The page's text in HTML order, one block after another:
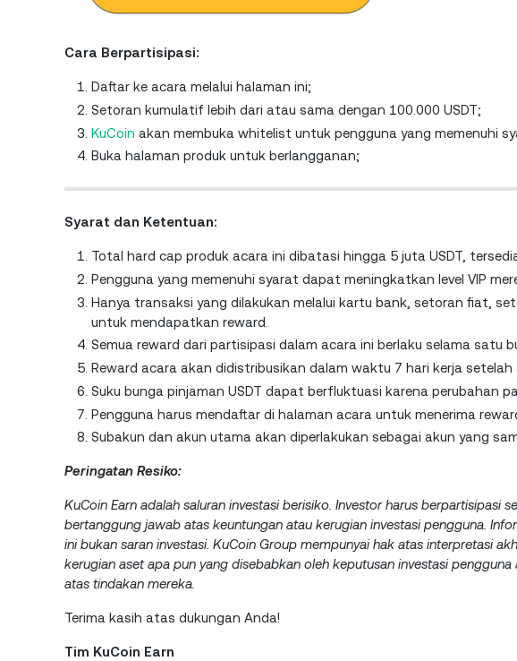
Cara Berpartisipasi:
Daftar ke acara melalui halaman ini;
Setoran kumulatif lebih dari atau sama dengan 100.000 USDT;
KuCoin akan membuka whitelist untuk pengguna yang memenuhi
Buka halaman produk untuk berlangganan;
Syarat dan Ketentuan:
Total hard cap produk acara ini dibatasi hingga 5 juta USDT,
Pengguna yang memenuhi syarat dapat meningkatkan level VIP
Hanya transaksi yang dilakukan melalui kartu bank, setoran fiat,
untuk mendapatkan reward.
Semua reward dari partisipasi dalam acara ini berlaku selama satu
Reward acara akan didistribusikan dalam waktu 7 hari kerja
Suku bunga pinjaman USDT dapat berfluktuasi karena perubahan
Pengguna harus mendaftar di halaman acara untuk menerima
Subakun dan akun utama akan diperlakukan sebagai akun yang
Peringatan Resiko:
KuCoin Earn adalah saluran investasi berisiko. Investor harus berpartisipasi
bertanggung jawab atas keuntungan atau kerugian investasi pengguna.
ini bukan saran investasi. KuCoin Group mempunyai hak atas interpretasi
kerugian aset apa pun yang disebabkan oleh keputusan investasi
atas tindakan mereka.
Terima kasih atas dukungan Anda!
Tim KuCoin Earn